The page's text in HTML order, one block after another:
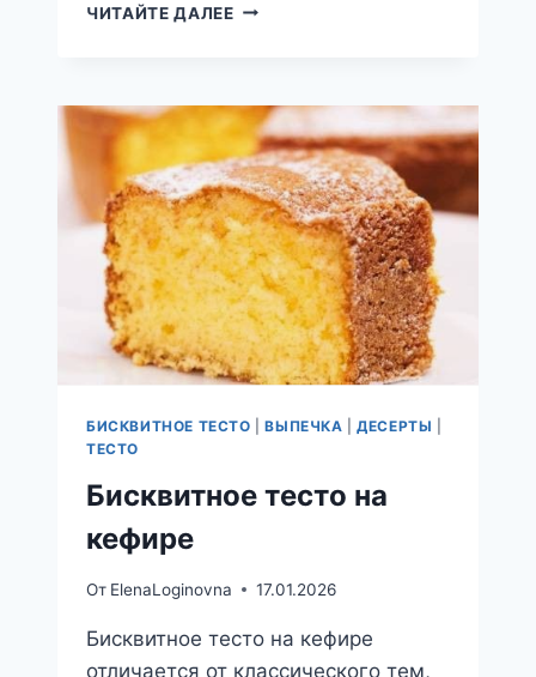
ЧИТАЙТЕ ДАЛЕЕПИРОГ
БИСКВИТНОЕ ТЕСТО |ВЫПЕЧКА |ДЕСЕРТЫ
ТЕСТО
Бисквитное тесто на
кефире
От ElenaLoginovna 17.01.2026
Бисквитное тесто на кефире
отличается от классического тем,